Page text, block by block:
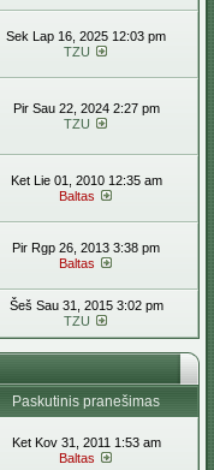
Sek Lap 16, 2025 12:03 pm
TZU
Pir Sau 22, 2024 2:27 pm
TZU
Ket Lie 01, 2010 12:35 am
Baltas
Pir Rgp 26, 2013 3:38 pm
Baltas
Šeš Sau 31, 2015 3:02 pm
TZU
Paskutinis pranešimas
Ket Kov 31, 2011 1:53 am
Baltas